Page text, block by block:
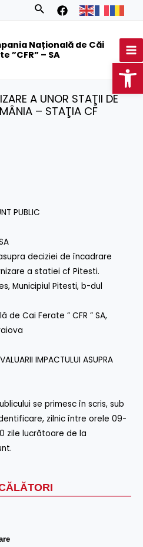
Search
Națională de Căi
”CFR” – SA
A UNOR STAŢII DE
– STAŢIA CF
PUBLIC
deciziei de încadrare
a statiei cf Pitesti.
Municipiul Pitesti, b-dul
de Cai Ferate ” CFR ” SA,
IMPACTULUI ASUPRA
se primesc în scris, sub
zilnic între orele 09-
zile lucrătoare de la